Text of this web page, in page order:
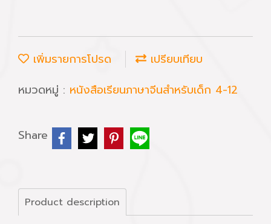
เพิ่มรายการโปรด
เปรียบเทียบ
หมวดหมู่ : หนังสือเรียนภาษาจีนสำหรับเด็ก 4-12
Share
Product description